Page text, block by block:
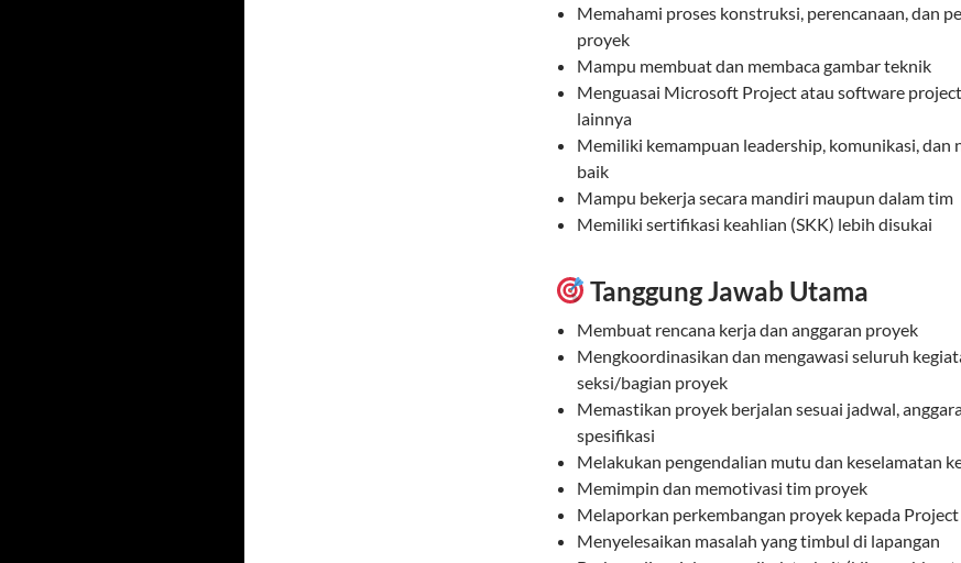
Memahami proses konstruksi, perencanaan, dan
proyek
Mampu membuat dan membaca gambar teknik
Menguasai Microsoft Project atau software
lainnya
Memiliki kemampuan leadership, komunikasi, dan
baik
Mampu bekerja secara mandiri maupun dalam tim
Memiliki sertifikasi keahlian (SKK) lebih disukai
Tanggung Jawab Utama
Membuat rencana kerja dan anggaran proyek
Mengkoordinasikan dan mengawasi seluruh
seksi/bagian proyek
Memastikan proyek berjalan sesuai jadwal,
spesifikasi
Melakukan pengendalian mutu dan keselamatan
Memimpin dan memotivasi tim proyek
Melaporkan perkembangan proyek kepada
Menyelesaikan masalah yang timbul di lapangan